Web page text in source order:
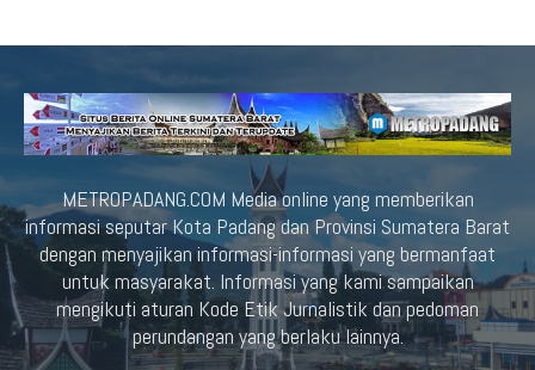
METROPADANG.COM Media online yang memberikan
informasi seputar Kota Padang dan Provinsi Sumatera Barat
dengan menyajikan informasi-informasi yang bermanfaat
untuk masyarakat. Informasi yang kami sampaikan
mengikuti aturan Kode Etik Jurnalistik dan pedoman
perundangan yang berlaku lainnya.